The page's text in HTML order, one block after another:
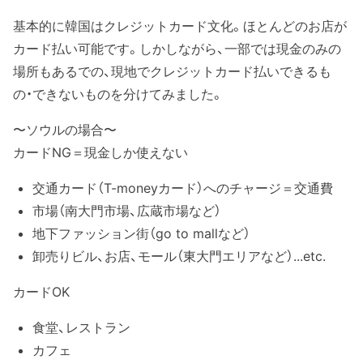
基本的に韓国はクレジットカード文化。ほとんどのお店が
カード払い可能です。しかしながら、一部では現金のみの
場所もあるでの、現地でクレジットカード払いできるも
の・できないものを分けてみました。
〜ソウルの場合〜
カードNG＝現金しか使えない
交通カード（T-moneyカード）へのチャージ＝交通費
市場（南大門市場、広蔵市場など）
地下ファッション街（go to mallなど）
卸売りビル、お店、モール（東大門エリアなど）...etc.
カードOK
食堂、レストラン
カフェ